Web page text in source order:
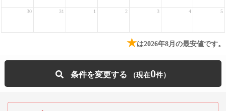
30 31 1 2 3 4 5
★は2026年8月の最安値です。
条件を変更する 0